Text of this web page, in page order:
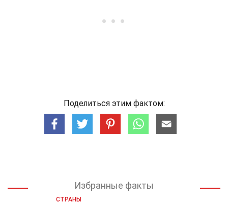
Поделиться этим фактом:
Избранные факты
СТРАНЫ